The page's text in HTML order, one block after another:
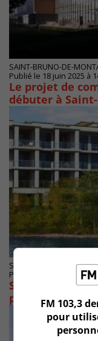
SAINT-BRUNO-DE-
Publié le 18 juin 2025 à
Le projet de
débuter à
SAINT-BRUNO-DE-
Publié le 4 novembre
Saint-Bruno
projet Saint-
FM 103,3
pour